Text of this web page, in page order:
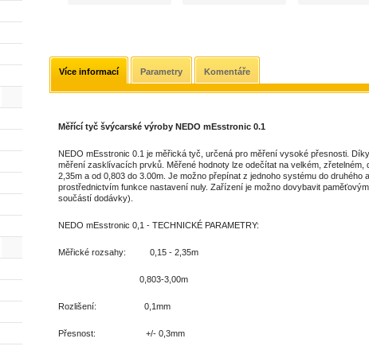
Více informací Parametry Komentáře
Měřící tyč švýcarské výroby NEDO mEsstronic 0.1
NEDO mEsstronic 0.1 je měřická tyč, určená pro měření vysoké přesnosti.
měření zasklívacích prvků. Měřené hodnoty lze odečítat na velkém, zřetelném,
2,35m a od 0,803 do 3.00m. Je možno přepínat z jednoho systému do
prostřednictvím funkce nastavení nuly. Zařízení je možno dovybavit
součástí dodávky).
NEDO mEsstronic 0,1 - TECHNICKÉ PARAMETRY:
Měřické rozsahy: 0,15 - 2,35m
0,803-3,00m
Rozlišení: 0,1mm
Přesnost: +/- 0,3mm